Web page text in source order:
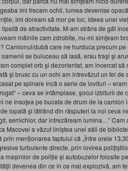
îmi frecam ochii, lumea devenise
îmi doream să mor pe loc, ideea unei
de atractivitate. M-am strâns de gât
mâinile cam zdrobite, nu-mi simţeam
Camionul/dubă care ne hurduca precum
se buluceau să iasă, erau traşi şi
complet orb şi dezorientat, am încercat
şi brusc cu un ochi am întrevăzut un fel
pe spinare încă o serie de lovituri –
– ceva se întâmplase, şocul izbiturii de
ne însoţea pe bucata de drum de la
lopată şi lătrând din răsputeri la noi ceva
semichior, dar întrezăream lumina…” Cam
Macovei a văzut liniștea unei săli de
menționarea faptului că „Între orele
turbulente directe, prin lovirea
mașinilor de poliție și autobuzelor folosite
devenea din ce în ce mai explozivă, am